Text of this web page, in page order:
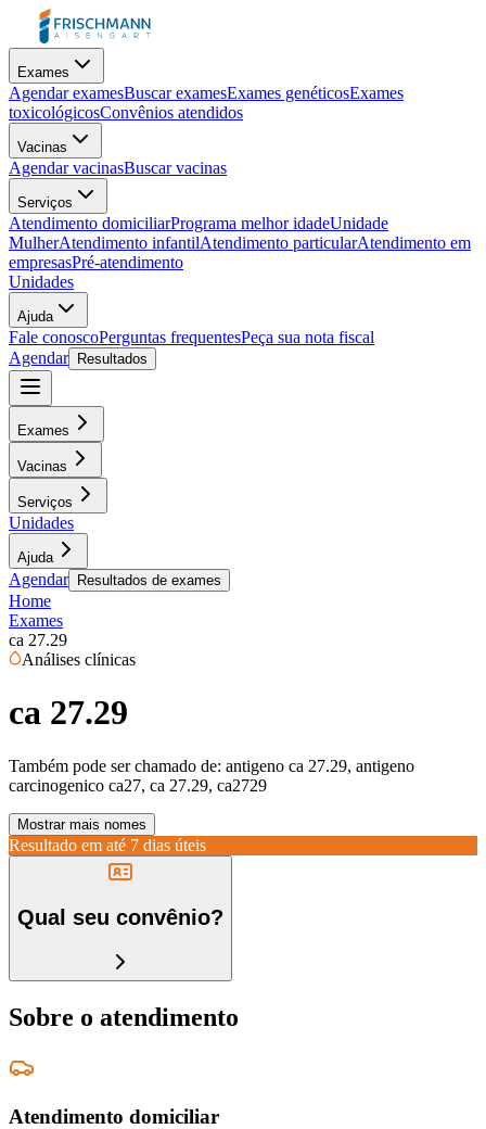
Exames
Agendar examesBuscar examesExames genéticosExames
toxicológicosConvênios atendidos
Vacinas
Agendar vacinasBuscar vacinas
Serviços
Atendimento domiciliarPrograma melhor idadeUnidade
MulherAtendimento infantilAtendimento particularAtendimento em
empresasPré-atendimento
Unidades
Ajuda
Fale conoscoPerguntas frequentesPeça sua nota fiscal
Agendar
Resultados
Exames
Vacinas
Serviços
Unidades
Ajuda
Agendar Resultados de exames
Home
Exames
ca 27.29
Análises clínicas
ca 27.29
Também pode ser chamado de: antigeno ca 27.29, antigeno
carcinogenico ca27, ca 27.29, ca2729
Mostrar mais nomes
Resultado em até 7 dias úteis
Qual seu convênio?
Sobre o atendimento
Atendimento domiciliar